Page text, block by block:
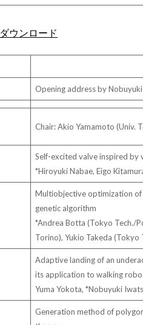
ダウンロード
Opening address by
Chair: Akio Yamamoto (Univ.
Self-excited valve inspired by
*Hiroyuki Nabae, Eigo
Multiobjective optimization
genetic algorithm
*Andrea Botta (Tokyo Tech./
Torino), Yukio Takeda (Tokyo
Adaptive landing of an
its application to walking
Yuma Yokota, *Nobuyuki
Generation method of